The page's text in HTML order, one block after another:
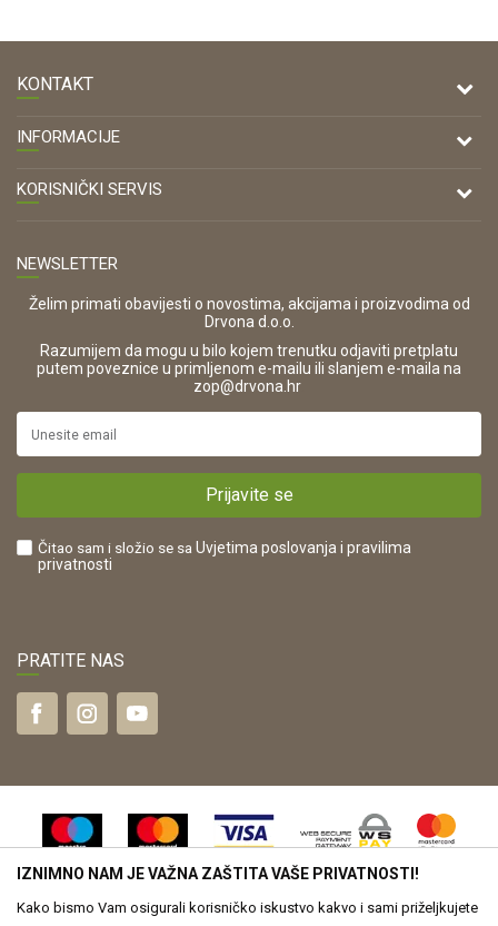
KONTAKT
DRVONA D.O.O.
Antuna Mihanovića 7,
47000 Karlovac
OIB:
42821181683
16280
https://www.drvona.hr/
POREZNI BROJ:
INFORMACIJE
O nama
KORISNIČKI SERVIS
Zaštita privatnosti i osobnih podataka
Korištenje kolačića
Pravo na odustajanje i jednostrani raskid ugovora
Reklamacije
Plaćanje karticama
Što dobivam registracijom?
NEWSLETTER
Želim primati obavijesti o novostima, akcijama i proizvodima od
Drvona d.o.o.
Razumijem da mogu u bilo kojem trenutku odjaviti pretplatu
putem poveznice u primljenom e-mailu ili slanjem e-maila na
zop@drvona.hr
Prijavite se
Čitao sam i složio se sa Uvjetima poslovanja i pravilima
privatnosti
PRATITE NAS
IZNIMNO NAM JE VAŽNA ZAŠTITA VAŠE PRIVATNOSTI!
Kako bismo Vam osigurali korisničko iskustvo kakvo i sami priželjkujete